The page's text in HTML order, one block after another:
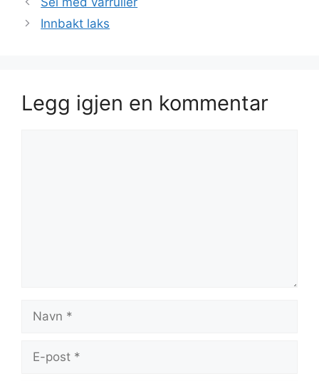
Innbakt laks
Legg igjen en kommentar
Navn